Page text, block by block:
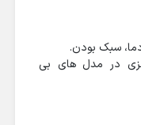
دما، سبک بودن.
در مدل های بی